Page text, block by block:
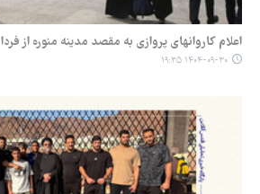
اعلام کاروانهای پروازی به مقصد مدینه منوره از فردا
۱۴۰۴-۰۹-۳۰ ۱۹:۳۵